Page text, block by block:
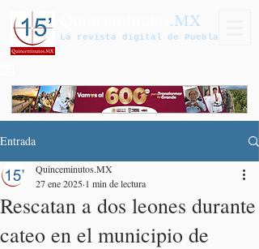
.MX
La revista digital de Puebla
Entrada
Rescatan a dos leones durante
cateo en el municipio de
Quinceminutos.MX
27 ene 2025 1 min de lectura